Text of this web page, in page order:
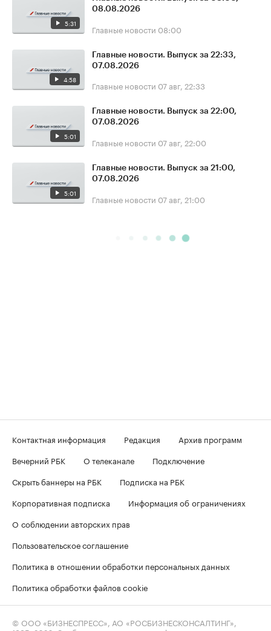
5:31
08.08.2026
Главные новости 08:00
4:58
Главные новости. Выпуск за 22:33,
07.08.2026
Главные новости 07 авг, 22:33
5:01
Главные новости. Выпуск за 22:00,
07.08.2026
Главные новости 07 авг, 22:00
5:01
Главные новости. Выпуск за 21:00,
07.08.2026
Главные новости 07 авг, 21:00
Контактная информация Редакция
Архив программ
Вечерний РБК
О телеканале
Подключение
Скрыть баннеры на РБК
Подписка на РБК
Корпоративная подписка
Информация об ограничениях
О соблюдении авторских прав
Пользовательское соглашение
Политика в отношении обработки персональных данных
Политика обработки файлов cookie
© ООО «БИЗНЕСПРЕСС», АО «РОСБИЗНЕСКОНСАЛТИНГ»,